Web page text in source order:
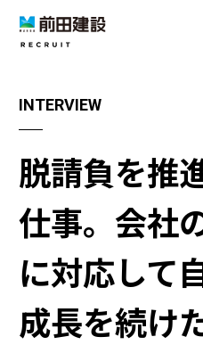
INTERVIEW
脱請負を推
仕事。 会社
に対応して
成長を続け